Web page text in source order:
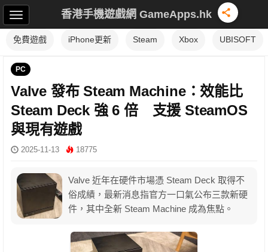
香港手機遊戲網 GameApps.hk
免費遊戲 iPhone更新 Steam Xbox UBISOFT
PC
Valve 發布 Steam Machine：效能比
Steam Deck 強 6 倍 支援 SteamOS
與現有遊戲
2025-11-13 18775
Valve 近年在硬件市場憑 Steam Deck 取得不
俗成績，最新消息指官方一口氣公布三款新硬
件，其中全新 Steam Machine 成為焦點。